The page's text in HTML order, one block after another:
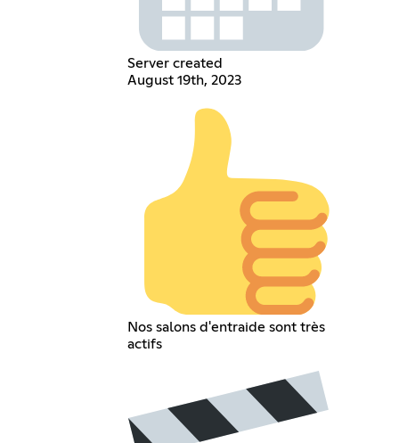
Server created
August 19th, 2023
Nos salons d'entraide sont très
actifs